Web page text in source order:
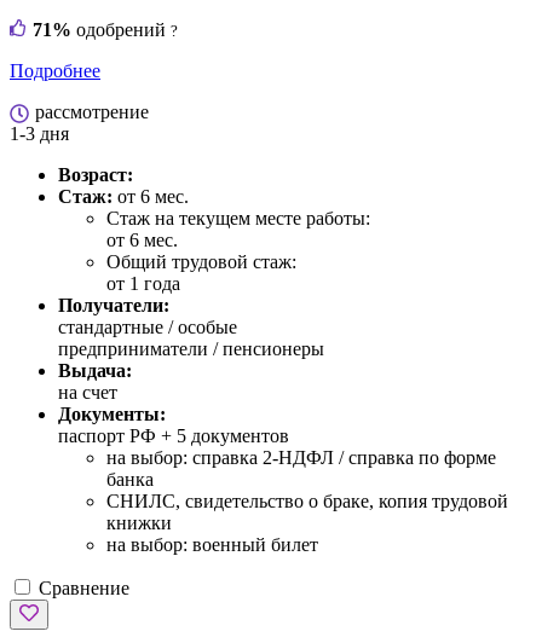
71% одобрений ?
Подробнее
рассмотрение
1-3 дня
Возраст:
Стаж: от 6 мес.
Стаж на текущем месте работы:
от 6 мес.
Общий трудовой стаж:
от 1 года
Получатели:
стандартные /особые
предприниматели / пенсионеры
Выдача:
на счет
Документы:
паспорт РФ + 5 документов
на выбор: справка 2-НДФЛ / справка по форме
банка
СНИЛС, свидетельство о браке, копия трудовой
книжки
на выбор: военный билет
Сравнение